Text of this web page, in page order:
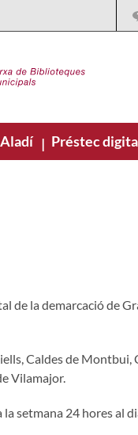
| Préstec
de la demarcació de
Caldes de Montbui,
Vilamajor.
setmana 24 hores al